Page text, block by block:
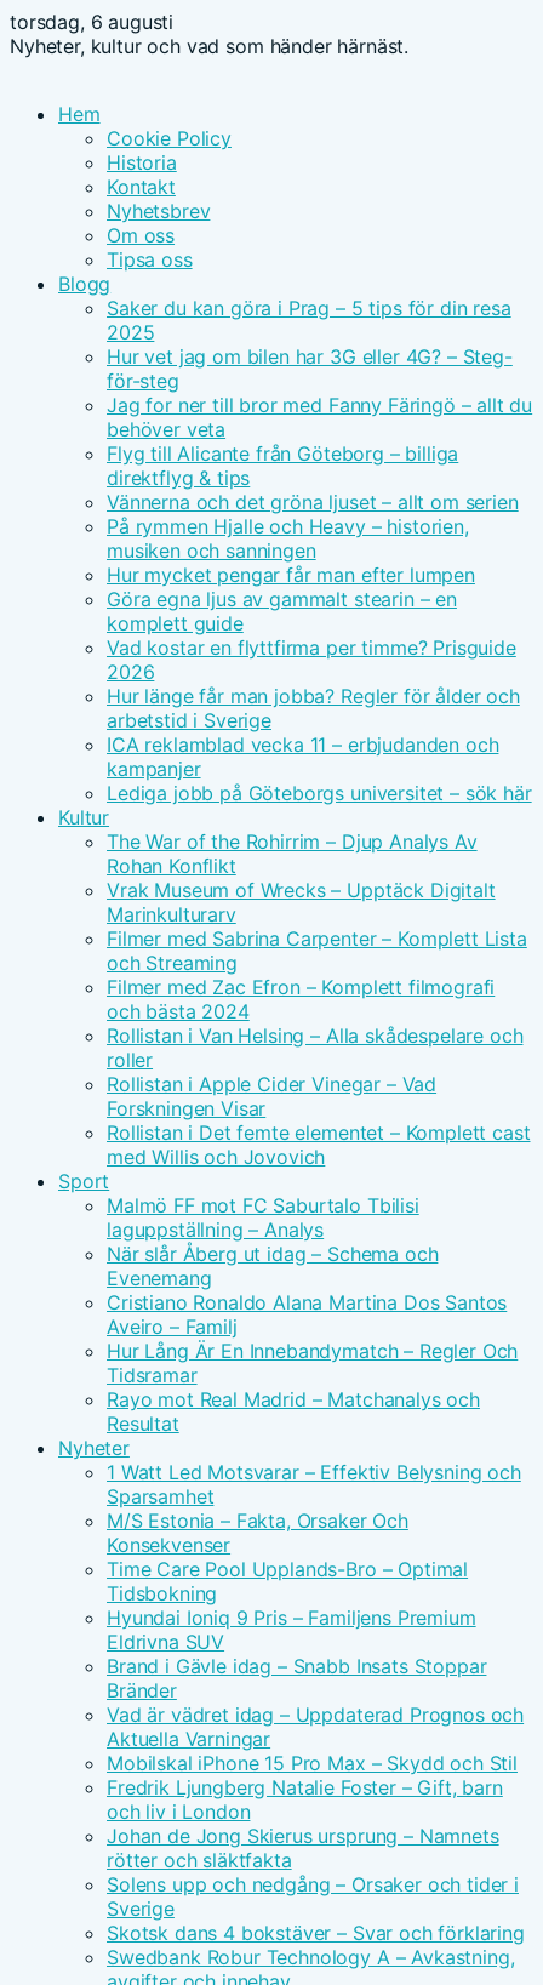
torsdag, 6 augusti
Nyheter, kultur och vad som händer härnäst.
Hem
Cookie Policy
Historia
Kontakt
Nyhetsbrev
Om oss
Tipsa oss
Blogg
Saker du kan göra i Prag – 5 tips för din resa
2025
Hur vet jag om bilen har 3G eller 4G? – Steg-
för-steg
Jag for ner till bror med Fanny Färingö – allt du
behöver veta
Flyg till Alicante från Göteborg – billiga
direktflyg & tips
Vännerna och det gröna ljuset – allt om serien
På rymmen Hjalle och Heavy – historien,
musiken och sanningen
Hur mycket pengar får man efter lumpen
Göra egna ljus av gammalt stearin – en
komplett guide
Vad kostar en flyttfirma per timme? Prisguide
2026
Hur länge får man jobba? Regler för ålder och
arbetstid i Sverige
ICA reklamblad vecka 11 – erbjudanden och
kampanjer
Lediga jobb på Göteborgs universitet – sök här
Kultur
The War of the Rohirrim – Djup Analys Av
Rohan Konflikt
Vrak Museum of Wrecks – Upptäck Digitalt
Marinkulturarv
Filmer med Sabrina Carpenter – Komplett Lista
och Streaming
Filmer med Zac Efron – Komplett filmografi
och bästa 2024
Rollistan i Van Helsing – Alla skådespelare och
roller
Rollistan i Apple Cider Vinegar – Vad
Forskningen Visar
Rollistan i Det femte elementet – Komplett cast
med Willis och Jovovich
Sport
Malmö FF mot FC Saburtalo Tbilisi
laguppställning – Analys
När slår Åberg ut idag – Schema och
Evenemang
Cristiano Ronaldo Alana Martina Dos Santos
Aveiro – Familj
Hur Lång Är En Innebandymatch – Regler Och
Tidsramar
Rayo mot Real Madrid – Matchanalys och
Resultat
Nyheter
1 Watt Led Motsvarar – Effektiv Belysning och
Sparsamhet
M/S Estonia – Fakta, Orsaker Och
Konsekvenser
Time Care Pool Upplands-Bro – Optimal
Tidsbokning
Hyundai Ioniq 9 Pris – Familjens Premium
Eldrivna SUV
Brand i Gävle idag – Snabb Insats Stoppar
Bränder
Vad är vädret idag – Uppdaterad Prognos och
Aktuella Varningar
Mobilskal iPhone 15 Pro Max – Skydd och Stil
Fredrik Ljungberg Natalie Foster – Gift, barn
och liv i London
Johan de Jong Skierus ursprung – Namnets
rötter och släktfakta
Solens upp och nedgång – Orsaker och tider i
Sverige
Skotsk dans 4 bokstäver – Svar och förklaring
Swedbank Robur Technology A – Avkastning,